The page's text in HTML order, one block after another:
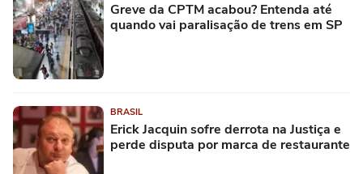
Greve da CPTM acabou? Entenda até
quando vai paralisação de trens em SP
BRASIL
Erick Jacquin sofre derrota na Justiça e
perde disputa por marca de restaurante